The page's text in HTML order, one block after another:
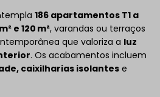
186 apartamentos T1 a
e 120 m², varandas ou terraços
que valoriza a luz
. Os acabamentos incluem
caixilharias isolantes e